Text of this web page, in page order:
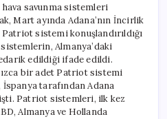
savunma sistemleri
Mart ayında Adana’nın İncirlik
sistemi konuşlandırıldığı
Almanya’daki
edildiği ifade edildi.
bir adet Patriot sistemi
tarafından Adana
Patriot sistemleri, ilk kez
Almanya ve Hollanda